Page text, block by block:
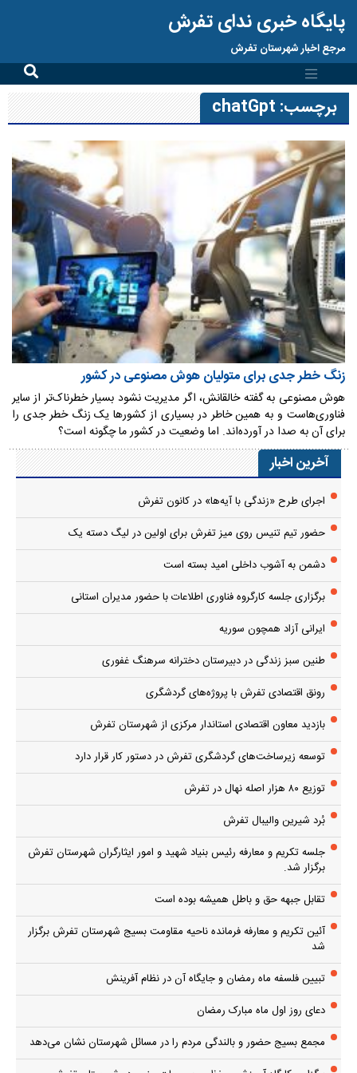
پایگاه خبری ندای تفرش
مرجع اخبار شهرستان تفرش
برچسب: chatGpt
زنگ خطر جدی برای متولیان هوش مصنوعی در کشور
هوش مصنوعی به گفته خالقانش، اگر مدیریت نشود بسیار خطرناک‌تر از سایر
فناوری‌هاست و به همین خاطر در بسیاری از کشورها یک زنگ خطر جدی را
برای آن به صدا در آورده‌اند. اما وضعیت در کشور ما چگونه است؟
آخرین اخبار
اجرای طرح «زندگی با آیه‌ها» در کانون تفرش
حضور تیم تنیس روی میز تفرش برای اولین در لیگ دسته یک
دشمن به آشوب داخلی امید بسته است
برگزاری جلسه کارگروه فناوری اطلاعات با حضور مدیران استانی
ایرانی آزاد همچون سوریه
طنین سبز زندگی در دبیرستان دخترانه سرهنگ غفوری
رونق اقتصادی تفرش با پروژه‌های گردشگری
بازدید معاون اقتصادی استاندار مرکزی از شهرستان تفرش
توسعه زیرساخت‌های گردشگری تفرش در دستور کار قرار دارد
توزیع ۸۰ هزار اصله نهال در تفرش
بُرد شیرین والیبال تفرش
جلسه تکریم و معارفه رئیس بنیاد شهید و امور ایثارگران شهرستان تفرش
برگزار شد.
تقابل جبهه حق و باطل همیشه بوده است
آئین تکریم و معارفه فرمانده ناحیه مقاومت بسیج شهرستان تفرش برگزار
شد
تبیین فلسفه ماه رمضان و جایگاه آن در نظام آفرینش
دعای روز اول ماه مبارک رمضان
مجمع بسیج حضور و بالندگی مردم را در مسائل شهرستان نشان می‌دهد